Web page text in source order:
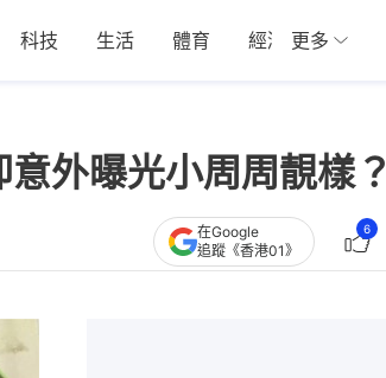
科技 生活 體育 經濟 01深圳
更多
外曝光小周周靚樣？
在Google
追蹤《香港01》
6